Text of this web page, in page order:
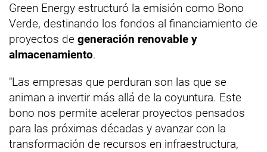
Green Energy estructuró la emisión como Bono
Verde, destinando los fondos al financiamiento de
proyectos de generación renovable y
almacenamiento.
"Las empresas que perduran son las que se
animan a invertir más allá de la coyuntura. Este
bono nos permite acelerar proyectos pensados
para las próximas décadas y avanzar con la
transformación de recursos en infraestructura,